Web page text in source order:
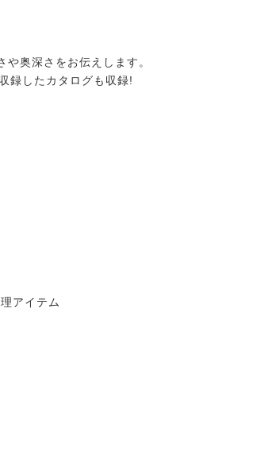
奥深さをお伝えします。
録したカタログも収録!
アイテム